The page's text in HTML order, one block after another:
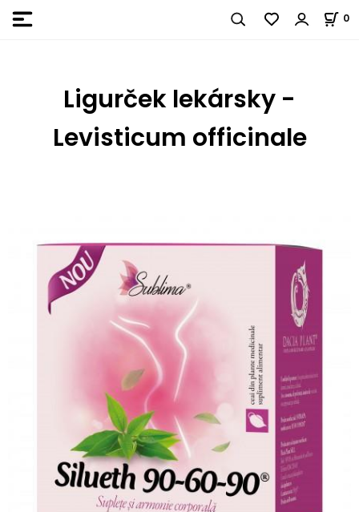
0
Ligurček lekársky -
Levisticum officinale